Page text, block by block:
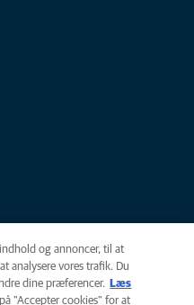
og annoncer, til at
analysere vores trafik. Du
dine præferencer.
Læs
in a new tab)
"Accepter cookies" for at